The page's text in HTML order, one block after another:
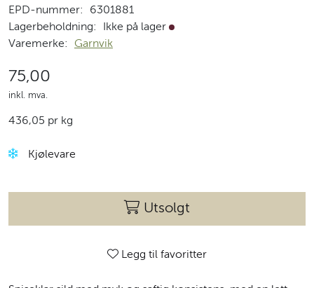
EPD-nummer:
6301881
Lagerbeholdning:
Ikke på lager Ikke på lager
Varemerke: Garnvik
75,00
inkl. mva.
436,05 pr kg
Kjølevare
Utsolgt
Legg til favoritter